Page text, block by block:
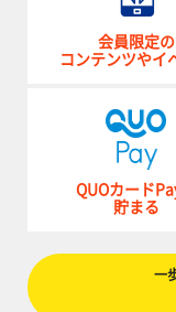
会員限定の
コンテンツやイ
QUOカード
貯まる
一